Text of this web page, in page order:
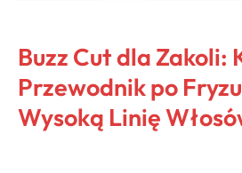
Buzz Cut dla Zakoli:
Przewodnik po
Wysoką Linię